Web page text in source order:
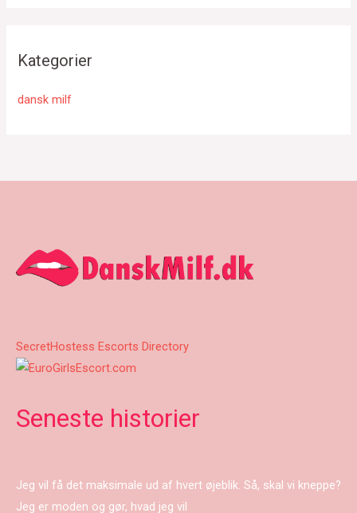
Kategorier
dansk milf
SecretHostess Escorts Directory
Seneste historier
Jeg vil få det maksimale ud af hvert øjeblik. Så, skal vi kneppe?
Jeg er moden og gør, hvad jeg vil